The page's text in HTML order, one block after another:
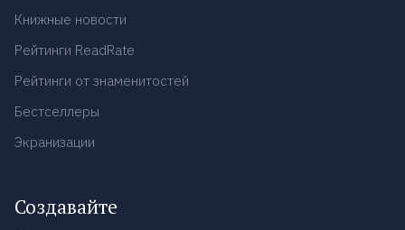
Книжные новости
Рейтинги ReadRate
Рейтинги от знаменитостей
Бестселлеры
Экранизации
Создавайте